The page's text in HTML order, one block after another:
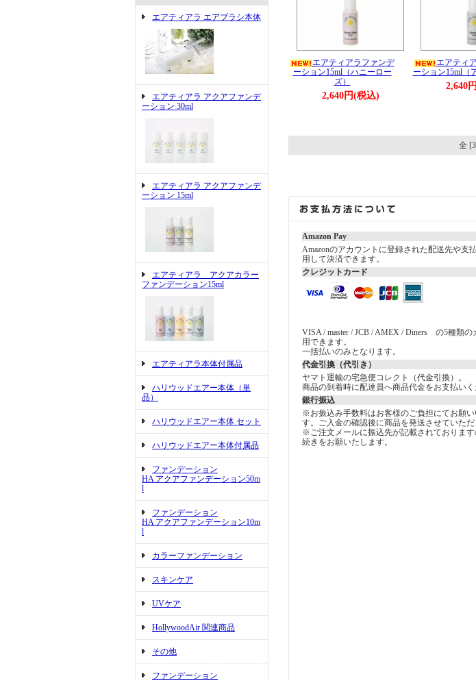
エアティアラ エアブラシ本体
エアティアラ アクアファンデ
ーション 30ml
エアティアラ アクアファンデ
ーション 15ml
エアティアラ アクアカラー
ファンデーション15ml
エアティアラ本体付属品
ハリウッドエアー本体（単
品）
ハリウッドエアー本体 セット
ハリウッドエアー本体付属品
ファンデーション
HA アクアファンデーション50m
l
ファンデーション
HA アクアファンデーション10m
l
カラーファンデーション
スキンケア
UVケア
HollywoodAir 関連商品
その他
ファンデーション
エアティアラファンデ
ーション15ml（ハニーロー
ズ）
2,640円(税込)
エアティ
ーション15ml（
2,640
全
Amazon Pay
Amazonのアカウントに登録された配送先や支
用して決済できます。
クレジットカード
VISA / master / JCB / AMEX / Diners の5種類の
用できます。
一括払いのみとなります。
代金引換（代引き）
ヤマト運輸の宅急便コレクト（代金引換）。
商品の到着時に配達員へ商品代金をお支払いく
銀行振込
※お振込み手数料はお客様のご負担にてお願い
す。ご入金の確認後に商品を発送させていただ
※ご注文メールに振込先が記載されておりま
続きをお願いたします。